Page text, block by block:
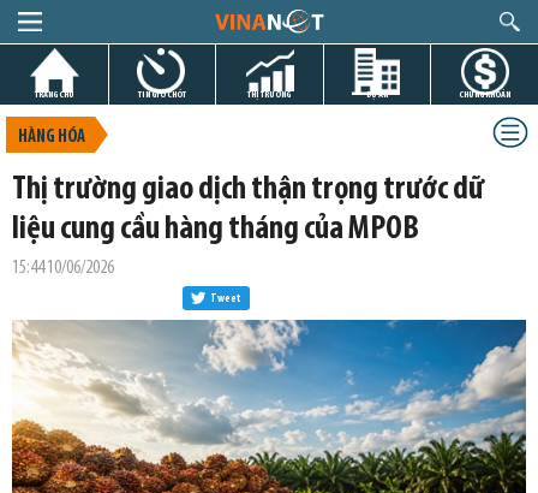
TRANG CHỦ TIN GIỜ CHÓT THỊ TRƯỜNG DỰ ÁN CHỨNG KHOÁN
HÀNG HÓA
Thị trường giao dịch thận trọng trước dữ
liệu cung cầu hàng tháng của MPOB
15:44 10/06/2026
Tweet